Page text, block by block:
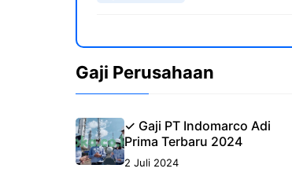
Gaji Perusahaan
✓ Gaji PT Indomarco Adi
Prima Terbaru 2024
2 Juli 2024